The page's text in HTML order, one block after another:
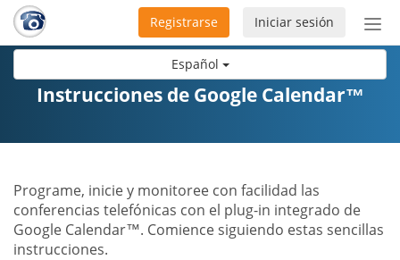
Español
de
Iniciar sesión
Registrarse
Instrucciones de Google Calendar™
Programe, inicie y monitoree con facilidad las
conferencias telefónicas con el plug-in integrado de
Google Calendar™. Comience siguiendo estas sencillas
instrucciones.